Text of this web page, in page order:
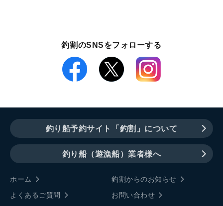
釣割のSNSをフォローする
釣り船予約サイト「釣割」について
釣り船（遊漁船）業者様へ
ホーム
釣割からのお知らせ
よくあるご質問
お問い合わせ